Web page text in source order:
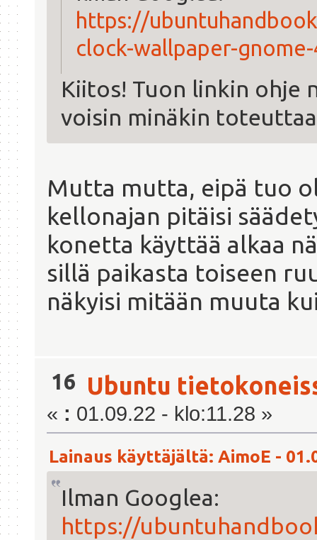
https://
clock-wallpaper-
Kiitos! Tuon linkin ohje
voisin minäkin
Mutta mutta, eipä tuo
kellonajan pitäisi
konetta käyttää alkaa
sillä paikasta toiseen
näkyisi mitään muuta
16 Ubuntu
« : 01.09.22 - klo:11.28 »
Lainaus käyttäjältä: AimoE -
Ilman Googlea:
https://